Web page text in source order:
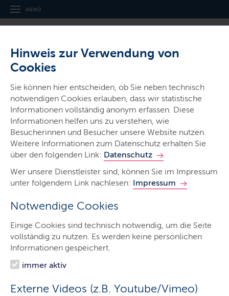
Hinweis zur Verwendung von
Cookies
Sie können hier entscheiden, ob Sie neben technisch
notwendigen Cookies erlauben, dass wir statistische
Informationen vollständig anonym erfassen. Diese
Informationen helfen uns zu verstehen, wie
Besucherinnen und Besucher unsere Website nutzen.
Weitere Informationen zum Datenschutz erhalten Sie
über den folgenden Link: Datenschutz
Wer unsere Dienstleister sind, können Sie im Impressum
unter folgendem Link nachlesen: Impressum
Notwendige Cookies
Einige Cookies sind technisch notwendig, um die Seite
vollständig zu nutzen. Es werden keine persönlichen
Informationen gespeichert.
immer aktiv
Externe Videos (z.B. Youtube/Vimeo)
MENÜ
Ministerium für Allgemeine und
Berufliche Bildung,
Wissenschaft, Forschung und
Kultur
Ministerien & Behörden
Start
Aktuelles
Ministerin
Ministerium
Themen